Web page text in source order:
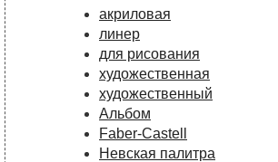
акриловая
линер
для рисования
художественная
художественный
Альбом
Faber-Castell
Невская палитра